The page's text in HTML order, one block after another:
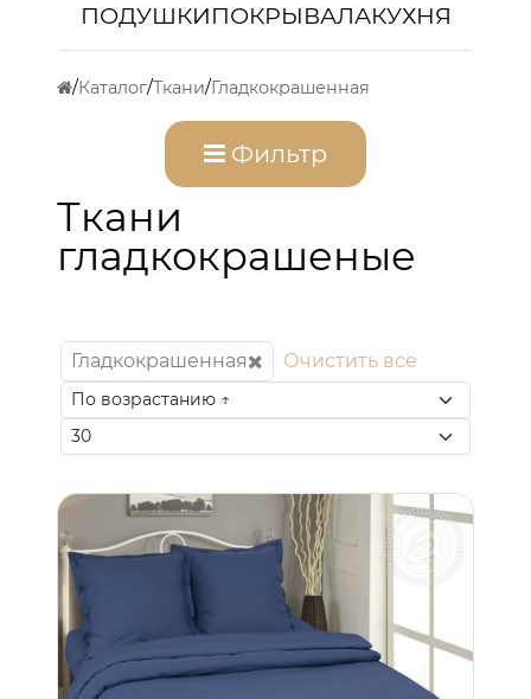
ПОДУШКИПОКРЫВАЛАКУХНЯ
Каталог Ткани Гладкокрашенная
Фильтр
Ткани
гладкокрашеные
Гладкокрашенная Очистить все